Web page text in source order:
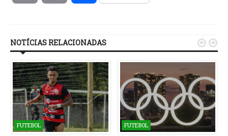
NOTÍCIAS RELACIONADAS
FUTEBOL FUTEBOL
 